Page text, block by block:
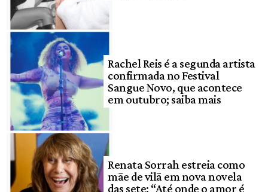
Rachel Reis é a segunda artista
confirmada no Festival
Sangue Novo, que acontece
em outubro; saiba mais
Renata Sorrah estreia como
mãe de vilã em nova novela
das sete: “Até onde o amor é